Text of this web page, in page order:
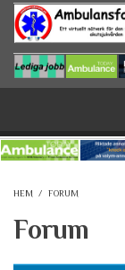
Hoppa till huvudinnehåll
HEM / FORUM
Forum